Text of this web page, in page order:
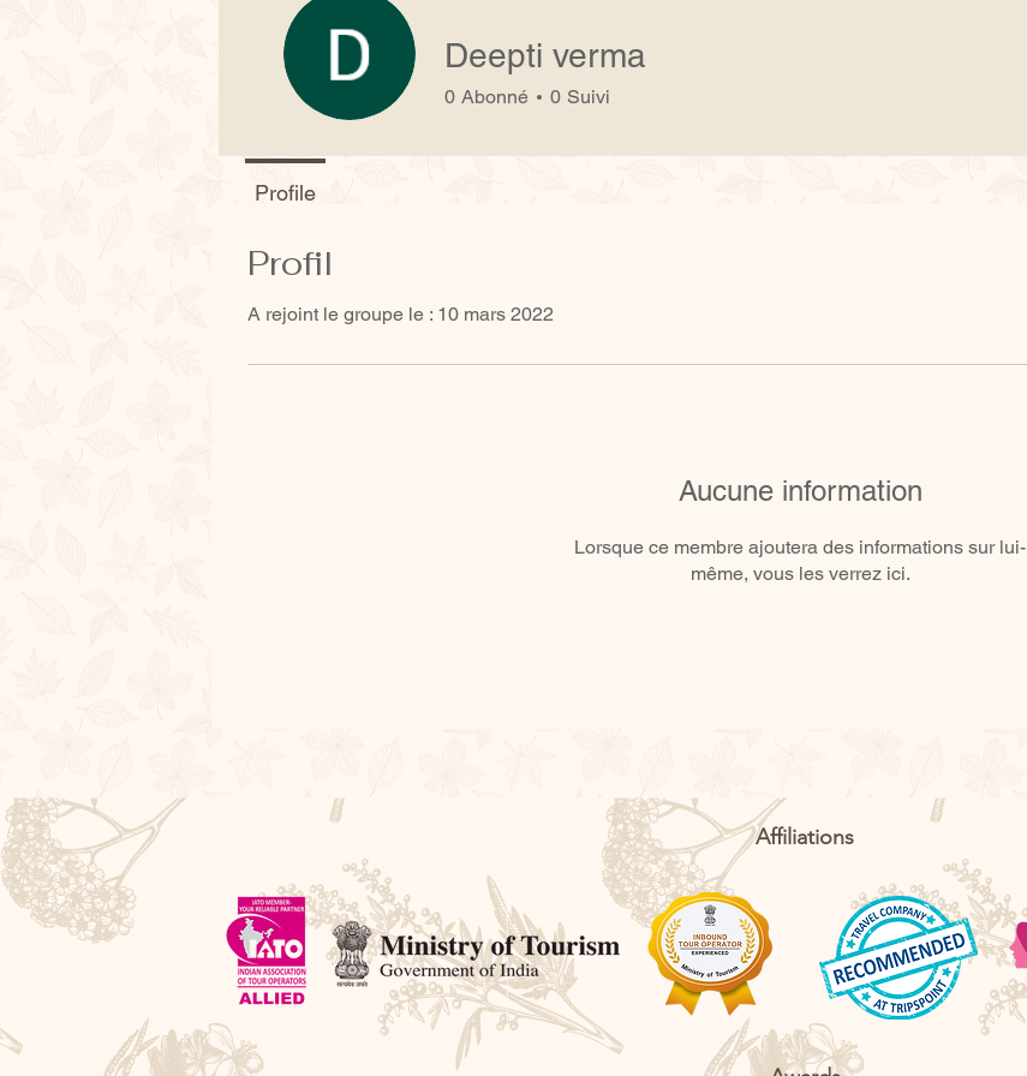
Profil
A rejoint le groupe le : 10 mars 2022
Aucune information
Lorsque ce membre ajoutera des informations sur lui-
même, vous les verrez ici.
Deepti verma
0 Abonné 0 Suivi
Profile
Affiliations